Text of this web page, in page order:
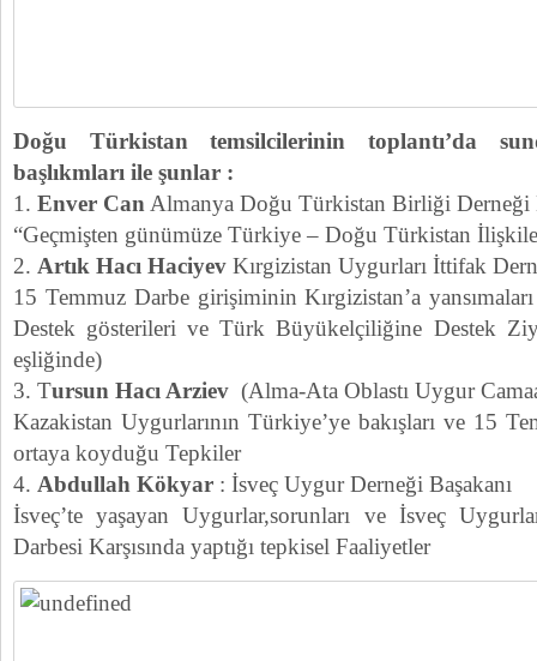
Doğu Türkistan temsilcilerinin toplantı’da
başlıkmları ile şunlar :
1. Enver Can Almanya Doğu Türkistan Birliği Derneği
“Geçmişten günümüze Türkiye – Doğu Türkistan
2. Artık Hacı Haciyev Kırgizistan Uygurları İttifak
15 Temmuz Darbe girişiminin Kırgizistan’a
Destek gösterileri ve Türk Büyükelçiliğine Destek
eşliğinde)
3. Tursun Hacı Arziev (Alma-Ata Oblastı Uygur
Kazakistan Uygurlarının Türkiye’ye bakışları ve 15
ortaya koyduğu Tepkiler
4. Abdullah Kökyar : İsveç Uygur Derneği Başakanı
İsveç’te yaşayan Uygurlar,sorunları ve İsveç
Darbesi Karşısında yaptığı tepkisel Faaliyetler